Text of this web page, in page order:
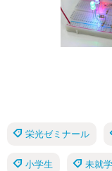
栄光ゼミナール
小学生 未就